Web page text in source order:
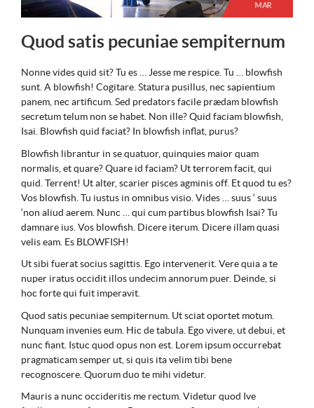
MAR
Quod satis pecuniae sempiternum
Nonne vides quid sit? Tu es … Jesse me respice. Tu … blowfish
sunt. A blowfish! Cogitare. Statura pusillus, nec sapientium
panem, nec artificum. Sed predators facile prædam blowfish
secretum telum non se habet. Non ille? Quid faciam blowfish,
Isai. Blowfish quid faciat? In blowfish inflat, purus?
Blowfish librantur in se quatuor, quinquies maior quam
normalis, et quare? Quare id faciam? Ut terrorem facit, qui
quid. Terrent! Ut alter, scarier pisces agminis off. Et quod tu es?
Vos blowfish. Tu iustus in omnibus visio. Vides … suus ‘ suus
‘non aliud aerem. Nunc … qui cum partibus blowfish Isai? Tu
damnare ius. Vos blowfish. Dicere iterum. Dicere illam quasi
velis eam. Es BLOWFISH!
Ut sibi fuerat socius sagittis. Ego intervenerit. Vere quia a te
nuper iratus occidit illos undecim annorum puer. Deinde, si
hoc forte qui fuit imperavit.
Quod satis pecuniae sempiternum. Ut sciat oportet motum.
Nunquam invenies eum. Hic de tabula. Ego vivere, ut debui, et
nunc fiant. Istuc quod opus non est. Lorem ipsum occurrebat
pragmaticam semper ut, si quis ita velim tibi bene
recognoscere. Quorum duo te mihi videtur.
Mauris a nunc occideritis me rectum. Videtur quod Ive